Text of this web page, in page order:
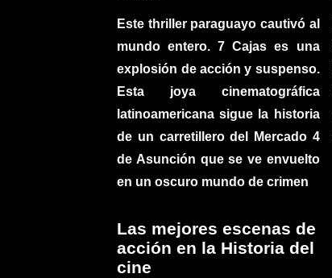
Este thriller paraguayo cautivó al
mundo entero. 7 Cajas es una
explosión de acción y suspenso.
Esta joya cinematográfica
latinoamericana sigue la historia
de un carretillero del Mercado 4
de Asunción que se ve envuelto
en un oscuro mundo de crimen
Las mejores escenas de
acción en la Historia del
cine